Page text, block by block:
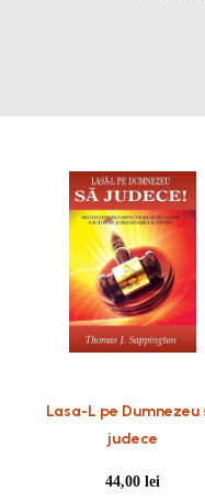
Lasa-L pe Dumnezeu
judece
44,00lei